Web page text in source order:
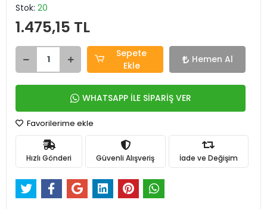
Stok: 20
1.475,15 TL
Sepete
Ekle
Hemen Al
WHATSAPP İLE SİPARİŞ VER
Favorilerime ekle
Hızlı Gönderi Güvenli Alışveriş İade ve Değişim